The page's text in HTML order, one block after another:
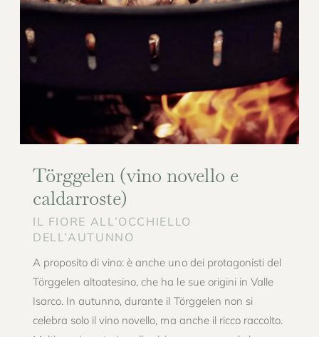
Törggelen (vino novello e
caldarroste)
IL FIORE ALL’OCCHIELLO
DELL’AUTUNNO
A proposito di vino: è anche uno dei protagonisti del
Törggelen altoatesino, che ha le sue origini in Valle
Isarco. In autunno, durante il Törggelen non si
celebra solo il vino novello, ma anche il ricco raccolto.